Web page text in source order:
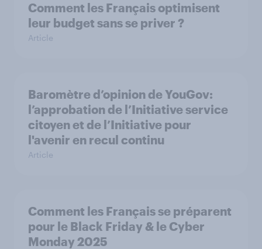
Comment les Français optimisent
leur budget sans se priver ?
Article
Baromètre d’opinion de YouGov:
l’approbation de l’Initiative service
citoyen et de l’Initiative pour
l'avenir en recul continu
Article
Comment les Français se préparent
pour le Black Friday & le Cyber
Monday 2025